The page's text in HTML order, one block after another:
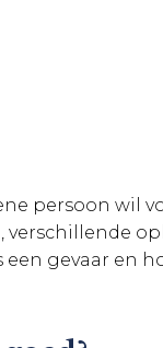
persoon wil
gevaar en